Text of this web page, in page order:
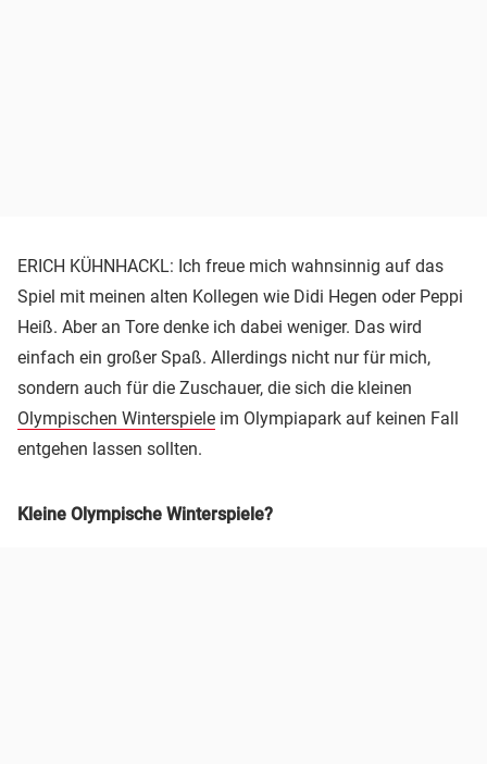
ERICH KÜHNHACKL: Ich freue mich wahnsinnig auf das
Spiel mit meinen alten Kollegen wie Didi Hegen oder Peppi
Heiß. Aber an Tore denke ich dabei weniger. Das wird
einfach ein großer Spaß. Allerdings nicht nur für mich,
sondern auch für die Zuschauer, die sich die kleinen
Olympischen Winterspiele im Olympiapark auf keinen Fall
entgehen lassen sollten.
Kleine Olympische Winterspiele?